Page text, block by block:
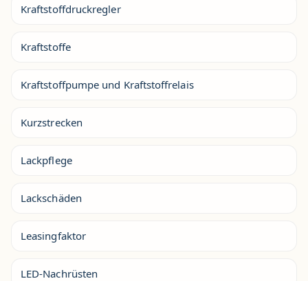
Kraftstoffdruckregler
Kraftstoffe
Kraftstoffpumpe und Kraftstoffrelais
Kurzstrecken
Lackpflege
Lackschäden
Leasingfaktor
LED-Nachrüsten